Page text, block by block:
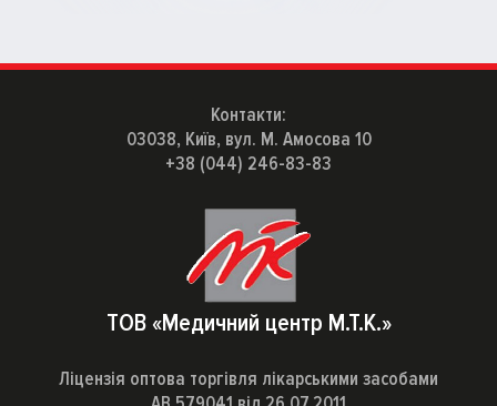
Контакти:
03038, Київ, вул. М. Амосова 10
+38 (044) 246-83-83
ТОВ «Медичний центр М.Т.К.»
Ліцензія оптова торгівля лікарськими засобами